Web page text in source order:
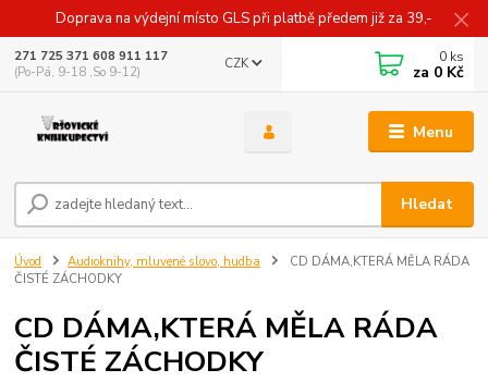
Doprava na výdejní místo GLS při platbě předem již za 39,-
Menu
CZK
Hledat
271 725 371 608 911 117
(Po-Pá, 9-18 ,So 9-12)
0 ks
za 0 Kč
Úvod Audioknihy, mluvené slovo, hudba
CD DÁMA,KTERÁ MĚLA RÁDA
ČISTÉ ZÁCHODKY
CD DÁMA,KTERÁ MĚLA RÁDA
ČISTÉ ZÁCHODKY